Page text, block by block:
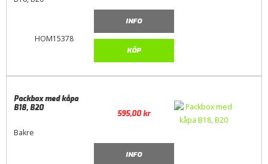
HOM15378
INFO
KÖP
Packbox med kåpa
B18, B20
Bakre
595,00kr
INFO